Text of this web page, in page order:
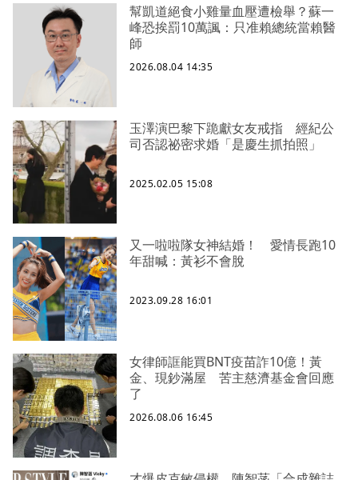
幫凱道絕食小雞量血壓遭檢舉？蘇一
峰恐挨罰10萬諷：只准賴總統當賴醫
師
2026.08.04 14:35
玉澤演巴黎下跪獻女友戒指 經紀公
司否認祕密求婚「是慶生抓拍照」
2025.02.05 15:08
又一啦啦隊女神結婚！ 愛情長跑10
年甜喊：黃衫不會脫
2023.09.28 16:01
女律師誆能買BNT疫苗詐10億！黃
金、現鈔滿屋 苦主慈濟基金會回應
了
2026.08.06 16:45